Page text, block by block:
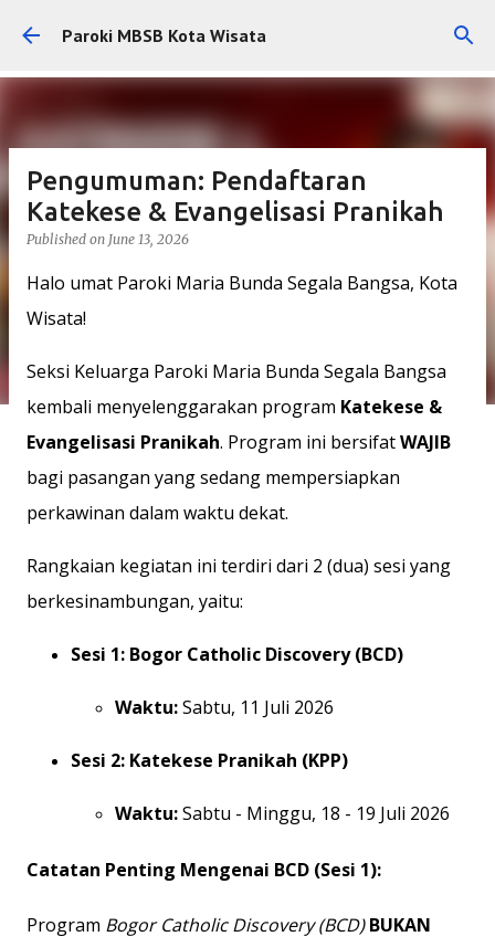
Skip to main content
Paroki MBSB Kota Wisata
Pengumuman: Pendaftaran
Katekese & Evangelisasi Pranikah
Published on June 13, 2026
Halo umat Paroki Maria Bunda Segala Bangsa, Kota
Wisata!
Seksi Keluarga Paroki Maria Bunda Segala Bangsa
kembali menyelenggarakan program Katekese &
Evangelisasi Pranikah. Program ini bersifatWAJIB
bagi pasangan yang sedang mempersiapkan
perkawinan dalam waktu dekat.
Rangkaian kegiatan ini terdiri dari 2 (dua) sesi yang
berkesinambungan, yaitu:
Sesi 1: Bogor Catholic Discovery (BCD)
Waktu:Sabtu, 11 Juli 2026
Sesi 2: Katekese Pranikah (KPP)
Waktu:Sabtu - Minggu, 18 - 19 Juli 2026
Catatan Penting Mengenai BCD (Sesi 1):
Program Bogor Catholic Discovery (BCD) BUKAN